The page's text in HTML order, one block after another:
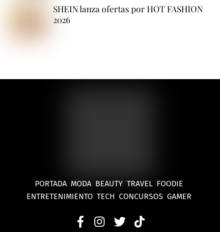
SHEIN lanza ofertas por HOT FASHION
2026
PORTADA MODA BEAUTY TRAVEL FOODIE
ENTRETENIMIENTO TECH CONCURSOS GAMER